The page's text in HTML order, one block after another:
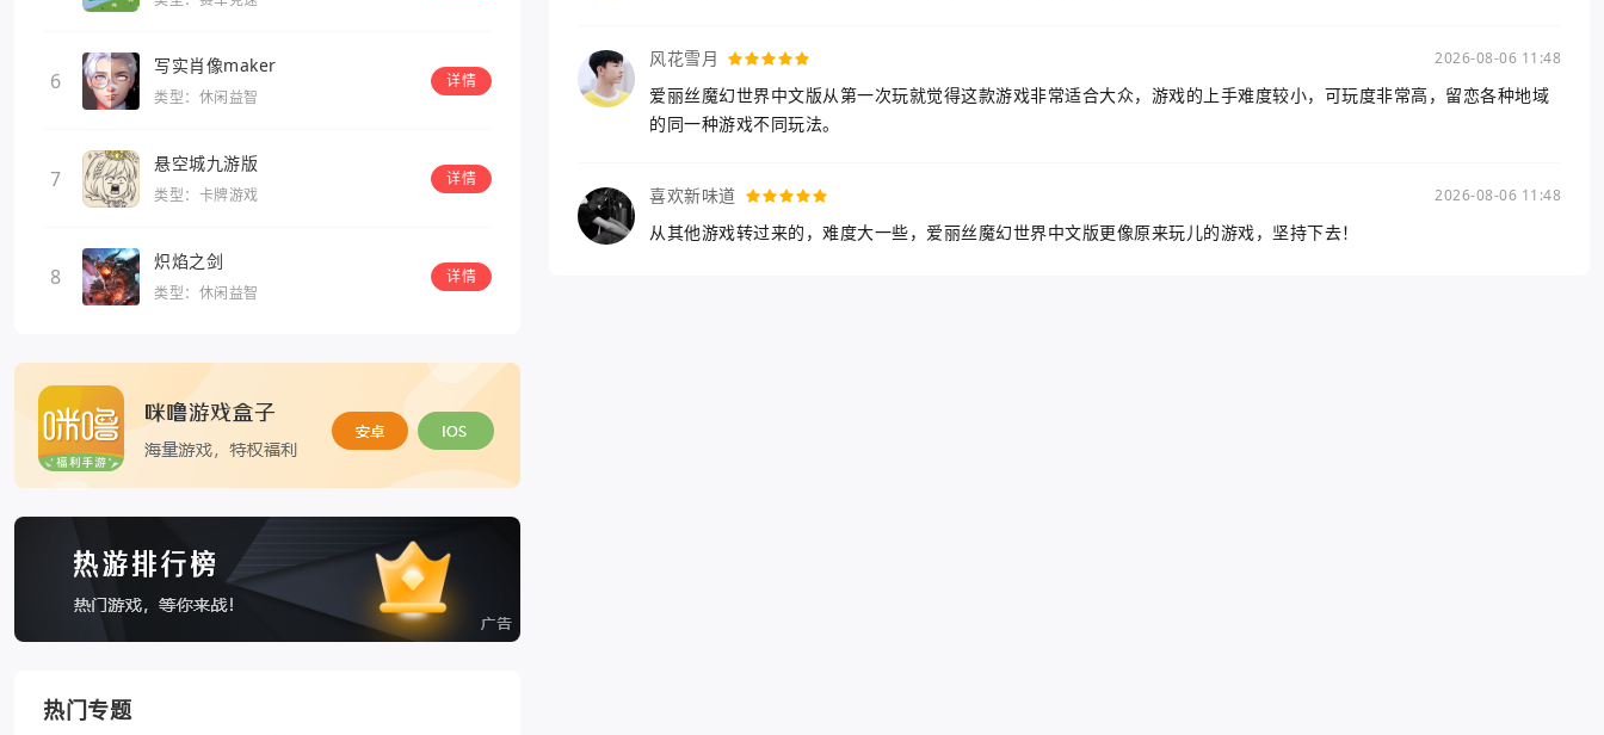
6
写实肖像maker
类型：休闲益智
详情
7
悬空城九游版
类型：卡牌游戏
详情
8
炽焰之剑
类型：休闲益智
详情
热门专题
风花雪月 2026-08-06 11:48
爱丽丝魔幻世界中文版从第一次玩就觉得这款游戏非常适合大众，游戏的上手难度较小，可玩度非常高，留恋各种地域
的同一种游戏不同玩法。
喜欢新味道 2026-08-06 11:48
从其他游戏转过来的，难度大一些，爱丽丝魔幻世界中文版更像原来玩儿的游戏，坚持下去！